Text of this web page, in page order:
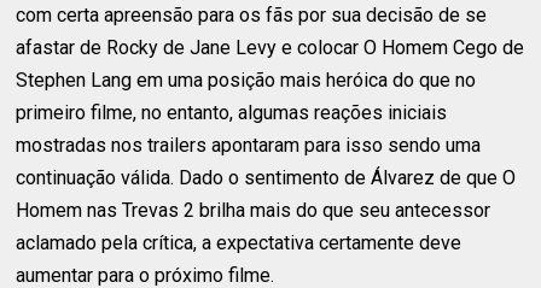
com certa apreensão para os fãs por sua decisão de se
afastar de Rocky de Jane Levy e colocar O Homem Cego de
Stephen Lang em uma posição mais heróica do que no
primeiro filme, no entanto, algumas reações iniciais
mostradas nos trailers apontaram para isso sendo uma
continuação válida. Dado o sentimento de Álvarez de que O
Homem nas Trevas 2 brilha mais do que seu antecessor
aclamado pela crítica, a expectativa certamente deve
aumentar para o próximo filme.